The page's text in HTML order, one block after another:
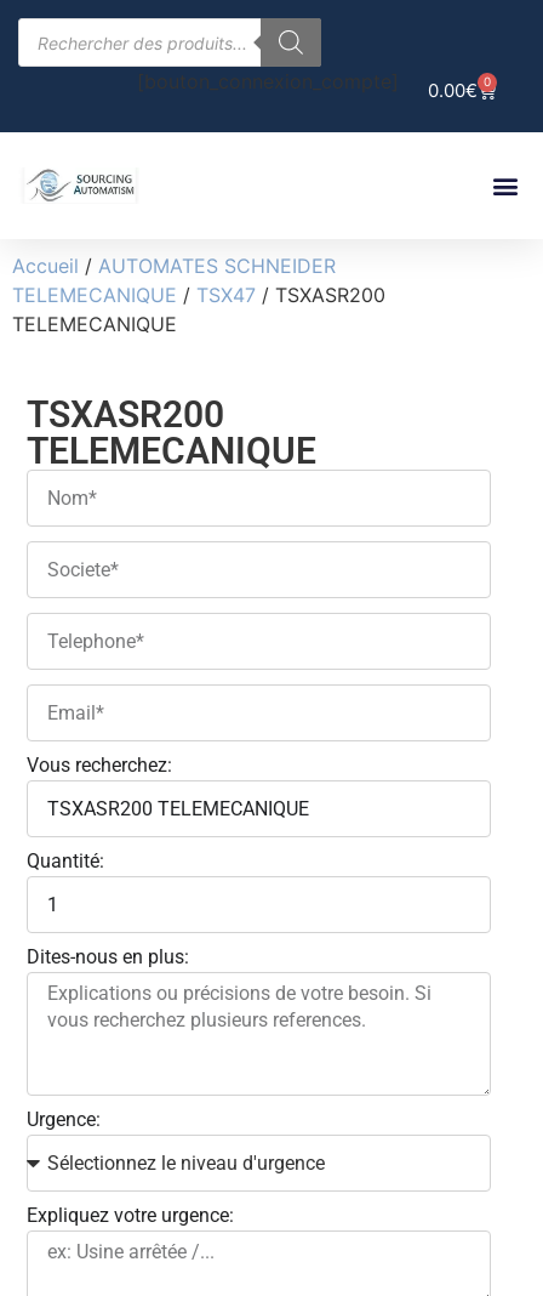
0.00€ 0
[bouton_connexion_compte]
Accueil / AUTOMATES SCHNEIDER
TELEMECANIQUE / TSX47 / TSXASR200
TELEMECANIQUE
TSXASR200
TELEMECANIQUE
Vous recherchez:
Quantité:
Dites-nous en plus:
Urgence:
Expliquez votre urgence: